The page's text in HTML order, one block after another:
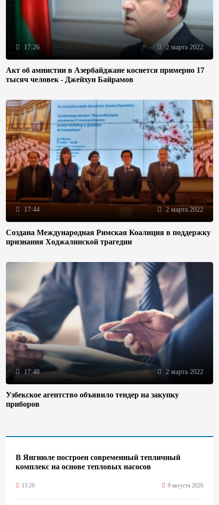
17:26 2 марта 2022
Акт об амнистии в Азербайджане коснется примерно 17
тысяч человек - Джейхун Байрамов
17:44 2 марта 2022
Создана Международная Римская Коалиция в поддержку
признания Ходжалинской трагедии
17:48 2 марта 2022
Узбекское агентство объявило тендер на закупку
приборов
В Янгиюле построен современный тепличный
комплекс на основе тепловых насосов
13:26 9 августа 2026